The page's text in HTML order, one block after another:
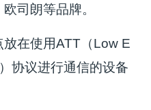
司朗等品牌。
在使用ATT（Low E
协议进行通信的设备